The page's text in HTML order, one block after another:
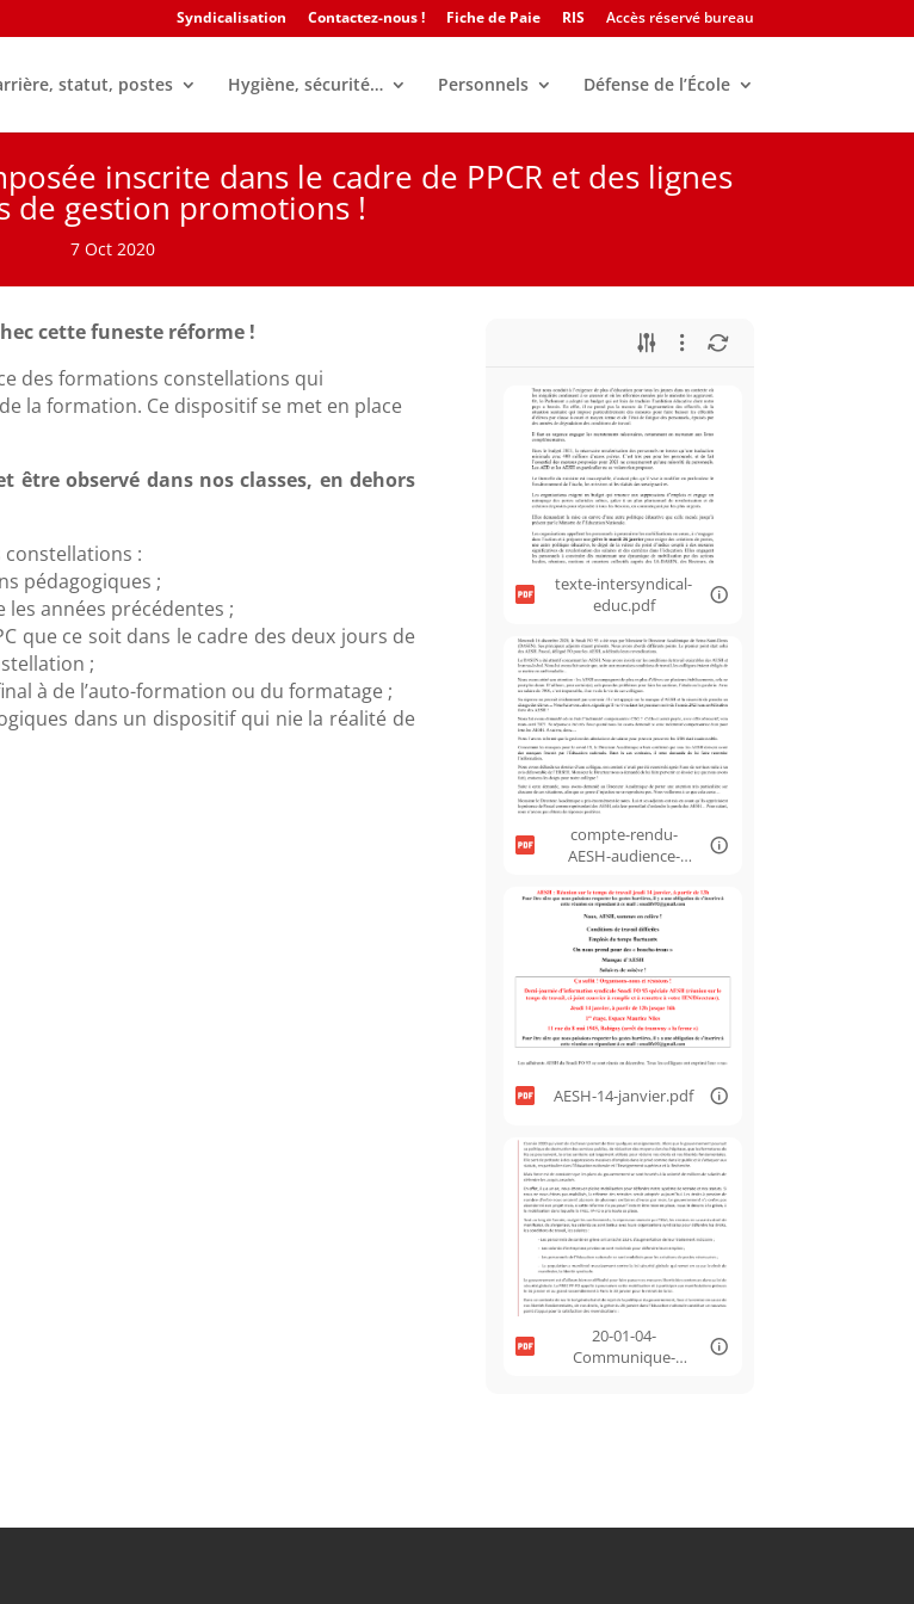
Syndicalisation Contactez-nous ! Fiche de Paie RIS Accès réservé bureau
statut, postes Hygiène, sécurité… Personnels Défense de l’École
inscrite dans le cadre de PPCR et des lignes
de gestion promotions !
7 Oct 2020
cette funeste réforme !
des formations constellations qui
la formation. Ce dispositif se met en place
observé dans nos classes, en dehors
constellations :
pédagogiques ;
années précédentes ;
que ce soit dans le cadre des deux jours de
;
à de l’auto-formation ou du formatage ;
dans un dispositif qui nie la réalité de
texte-intersyndical-
educ.pdf
compte-rendu-
AESH-audience-
AESH-14-janvier.pdf
20-01-04-
Communique-